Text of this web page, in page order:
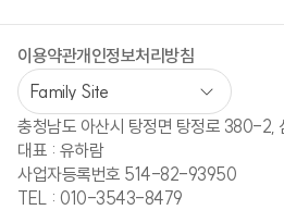
이용약관개인정보처리방침
충청남도 아산시 탕정면 탕정로 380-2,
대표 : 유하람
사업자등록번호 514-82-93950
TEL : 010-3543-8479